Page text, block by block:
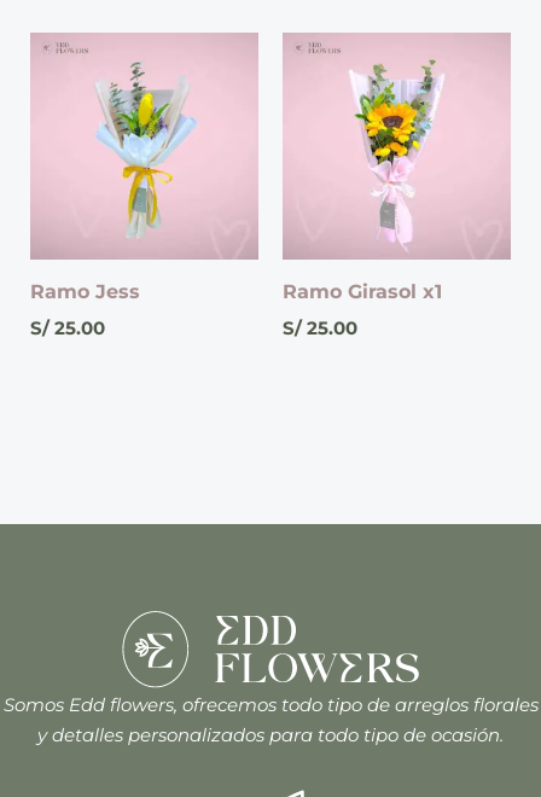
Ramo Jess
S/25.00
Ramo Girasol x1
S/25.00
Somos Edd flowers, ofrecemos todo tipo de arreglos florales
y detalles personalizados para todo tipo de ocasión.